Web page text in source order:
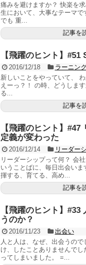
痛みを避けますか？ 快楽を
生において、大事なテーマ
でも 重...
記事を
【飛躍のヒント】
2016/12/18
ラーニン
新しいことをやっていて、
えーっ？！ の時、どうしま
る...
記事を
【飛躍のヒント】
定義が変わった
2016/12/14
リーダー
リーダーシップって何？ 会
いうことばに、毎日出会い
揮する、育てる、高め...
記事を
【飛躍のヒント】
うのか？
2016/11/23
出会い
人と人は、なぜ、出会うの
け、したことありませんで
ってしまいました。 =...